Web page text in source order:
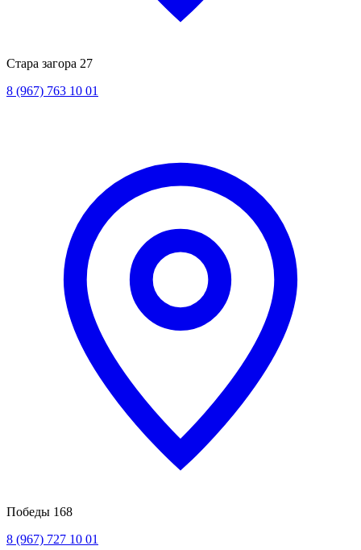
Стара загора 27
8 (967) 763 10 01
Победы 168
8 (967) 727 10 01